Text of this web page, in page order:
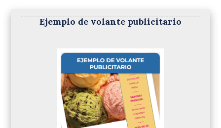
Ejemplo de volante publicitario